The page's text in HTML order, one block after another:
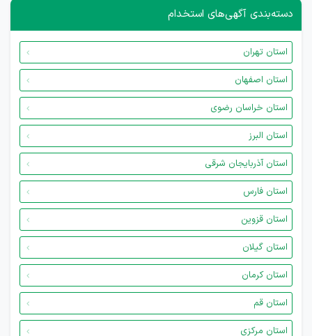
دسته‌بندی آگهی‌های استخدام
استان تهران
استان اصفهان
استان خراسان رضوی
استان البرز
استان آذربایجان شرقی
استان فارس
استان قزوین
استان گیلان
استان کرمان
استان قم
استان مرکزی